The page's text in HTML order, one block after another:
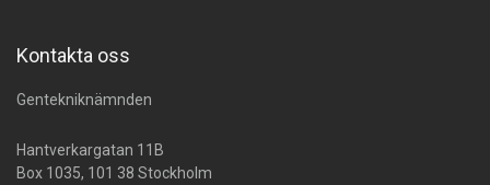
Kontakta oss
Gentekniknämnden
Hantverkargatan 11B
Box 1035, 101 38 Stockholm